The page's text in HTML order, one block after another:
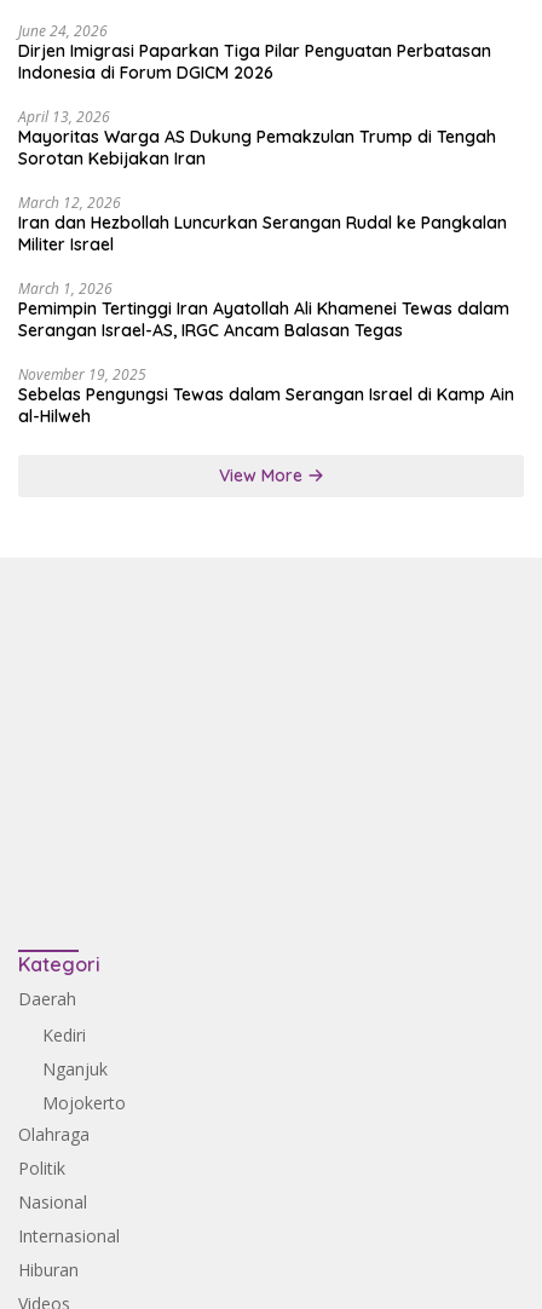
June 24, 2026
Dirjen Imigrasi Paparkan Tiga Pilar Penguatan Perbatasan
Indonesia di Forum DGICM 2026
April 13, 2026
Mayoritas Warga AS Dukung Pemakzulan Trump di Tengah
Sorotan Kebijakan Iran
March 12, 2026
Iran dan Hezbollah Luncurkan Serangan Rudal ke Pangkalan
Militer Israel
March 1, 2026
Pemimpin Tertinggi Iran Ayatollah Ali Khamenei Tewas dalam
Serangan Israel-AS, IRGC Ancam Balasan Tegas
November 19, 2025
Sebelas Pengungsi Tewas dalam Serangan Israel di Kamp Ain
al-Hilweh
View More
Kategori
Daerah
Kediri
Nganjuk
Mojokerto
Olahraga
Politik
Nasional
Internasional
Hiburan
Videos